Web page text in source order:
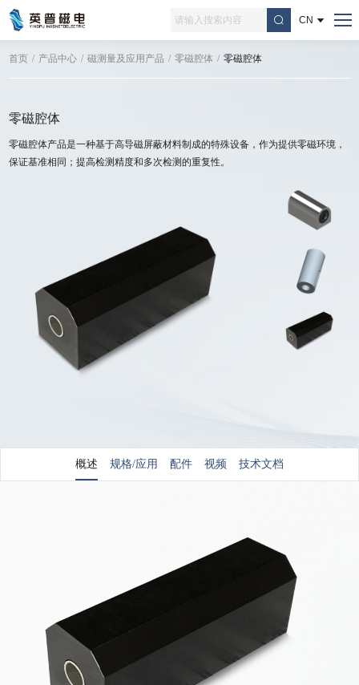
CN
首页 / 产品中心 / 磁测量及应用产品 / 零磁腔体 / 零磁腔体
零磁腔体
零磁腔体产品是一种基于高导磁屏蔽材料制成的特殊设备，作为提供零磁环境，
保证基准相同；提高检测精度和多次检测的重复性。
概述 规格/应用 配件 视频 技术文档